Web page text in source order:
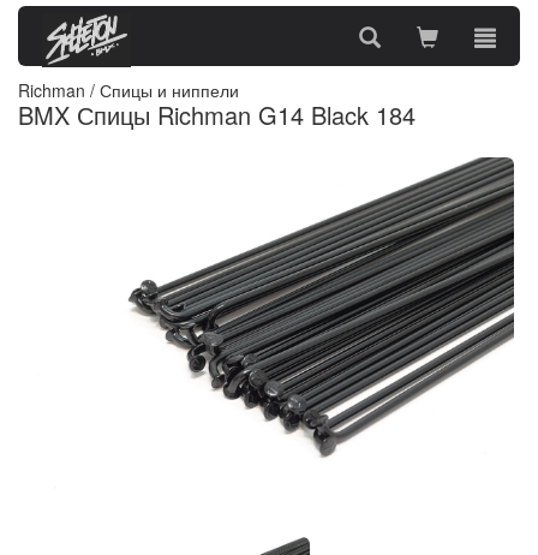
Richman / Спицы и ниппели
BMX Спицы Richman G14 Black 184